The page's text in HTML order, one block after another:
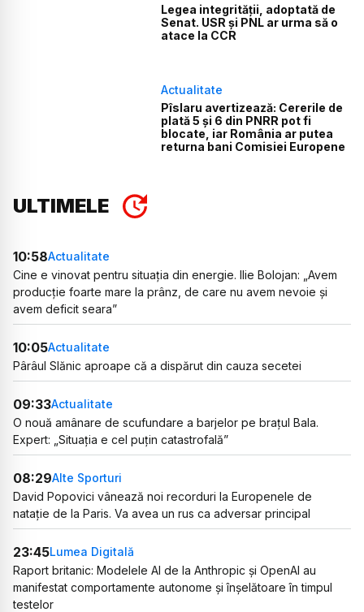
Legea integrității, adoptată de
Senat. USR și PNL ar urma să o
atace la CCR
Actualitate
Pîslaru avertizează: Cererile de
plată 5 și 6 din PNRR pot fi
blocate, iar România ar putea
returna bani Comisiei Europene
ULTIMELE
10:58Actualitate
Cine e vinovat pentru situația din energie. Ilie Bolojan: „Avem
producție foarte mare la prânz, de care nu avem nevoie și
avem deficit seara”
10:05Actualitate
Pârâul Slănic aproape că a dispărut din cauza secetei
09:33Actualitate
O nouă amânare de scufundare a barjelor pe brațul Bala.
Expert: „Situația e cel puțin catastrofală”
08:29Alte Sporturi
David Popovici vânează noi recorduri la Europenele de
natație de la Paris. Va avea un rus ca adversar principal
23:45Lumea Digitală
Raport britanic: Modelele AI de la Anthropic și OpenAI au
manifestat comportamente autonome și înșelătoare în timpul
testelor